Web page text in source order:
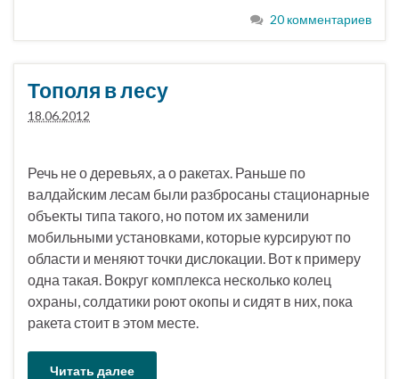
20 комментариев
Тополя в лесу
18.06.2012
Речь не о деревьях, а о ракетах. Раньше по
валдайским лесам были разбросаны стационарные
объекты типа такого, но потом их заменили
мобильными установками, которые курсируют по
области и меняют точки дислокации. Вот к примеру
одна такая. Вокруг комплекса несколько колец
охраны, солдатики роют окопы и сидят в них, пока
ракета стоит в этом месте.
Читать далее